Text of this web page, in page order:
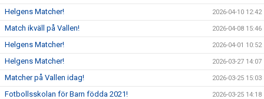
Helgens Matcher! 2026-04-10 12:42
Match ikväll på Vallen! 2026-04-08 15:46
Helgens Matcher! 2026-04-01 10:52
Helgens Matcher! 2026-03-27 14:07
Matcher på Vallen idag! 2026-03-25 15:03
Fotbollsskolan för Barn födda 2021! 2026-03-25 14:18